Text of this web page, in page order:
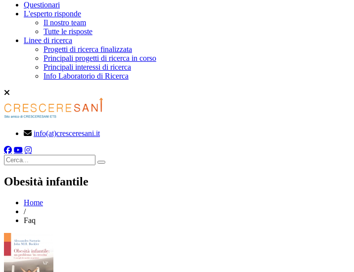
Questionari
L'esperto risponde
Il nostro team
Tutte le risposte
Linee di ricerca
Progetti di ricerca finalizzata
Principali progetti di ricerca in corso
Principali interessi di ricerca
Info Laboratorio di Ricerca
info(at)cresceresani.it
Cerca
Obesità infantile
Home
/
Faq